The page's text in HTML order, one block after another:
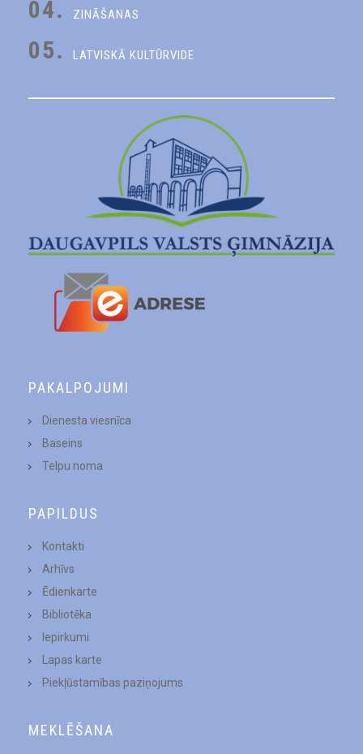
04. ZINĀŠANAS
05. LATVISKĀ KULTŪRVIDE
PAKALPOJUMI
Dienesta viesnīca
Baseins
Telpu noma
PAPILDUS
Kontakti
Arhīvs
Ēdienkarte
Bibliotēka
Iepirkumi
Lapas karte
Piekļūstamības paziņojums
MEKLĒŠANA